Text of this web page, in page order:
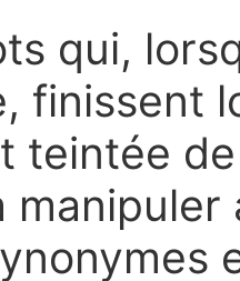
qui,
finissent
teintée